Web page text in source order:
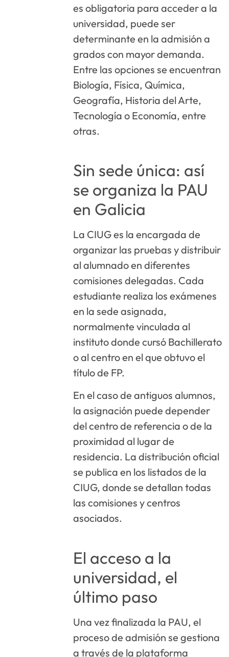
es obligatoria para acceder a la
universidad, puede ser
determinante en la admisión a
grados con mayor demanda.
Entre las opciones se encuentran
Biología, Física, Química,
Geografía, Historia del Arte,
Tecnología o Economía, entre
otras.
Sin sede única: así
se organiza la PAU
en Galicia
La CIUG es la encargada de
organizar las pruebas y distribuir
al alumnado en diferentes
comisiones delegadas. Cada
estudiante realiza los exámenes
en la sede asignada,
normalmente vinculada al
instituto donde cursó Bachillerato
o al centro en el que obtuvo el
título de FP.
En el caso de antiguos alumnos,
la asignación puede depender
del centro de referencia o de la
proximidad al lugar de
residencia. La distribución oficial
se publica en los listados de la
CIUG, donde se detallan todas
las comisiones y centros
asociados.
El acceso a la
universidad, el
último paso
Una vez finalizada la PAU, el
proceso de admisión se gestiona
a través de la plataforma